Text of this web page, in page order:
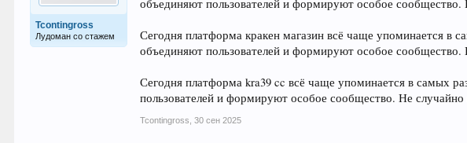
Tcontingross
Лудоман со стажем
объединяют пользователей и формируют особое
Сегодня платформа кракен магазин всё чаще упоминается в
объединяют пользователей и формируют особое
Сегодня платформа kra39 cc всё чаще упоминается в самых
пользователей и формируют особое сообщество. Не
Tcontingross 30 сен 2025